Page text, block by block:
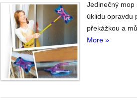
Jedinečný mop
úklidu opravdu
překážkou a
More »